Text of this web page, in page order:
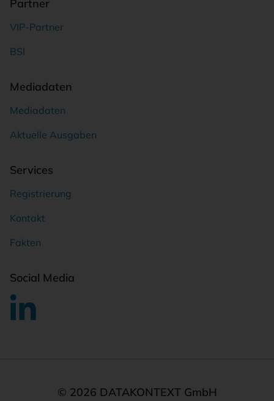
Partner
VIP-Partner
BSI
Mediadaten
Mediadaten
Aktuelle Ausgaben
Services
Registrierung
Kontakt
Fakten
Social Media
© 2026 DATAKONTEXT GmbH